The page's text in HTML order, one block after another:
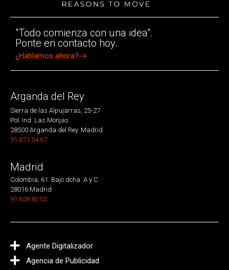
"Todo comienza con una idea".
Ponte en contacto hoy.
¿Hablamos ahora?
Arganda del Rey
Sierra de las Alpujarras, 25-27
Pol. Ind. Las Monjas
28500 Arganda del Rey. Madrid
91 871 54 67
Madrid
Colombia, 61. Bajo dcha. A y C
28016 Madrid
91 628 80 02
Agente Digitalizador
Agencia de Publicidad